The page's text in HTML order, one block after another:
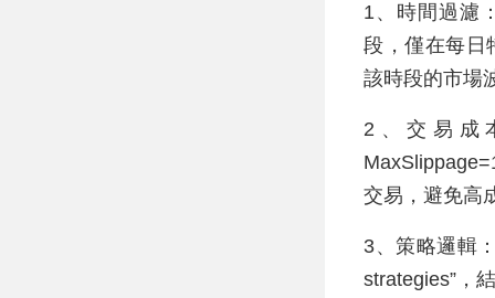
1、時間過濾
段，僅在每日
該時段的市場
2、交易成
交易，避免高
3、策略邏輯
strategies”，